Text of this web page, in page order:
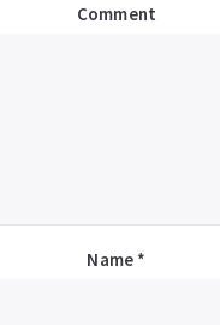
Comment
Name *